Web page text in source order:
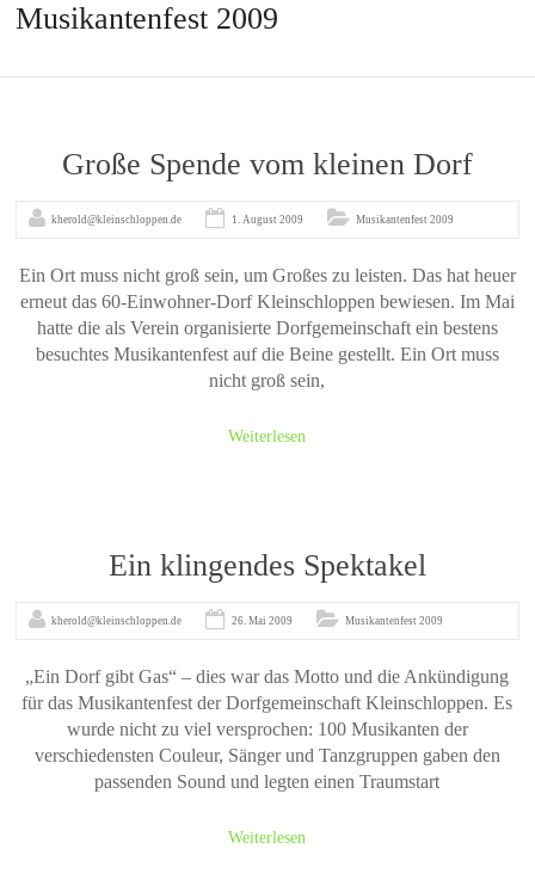
Musikantenfest 2009
Große Spende vom kleinen Dorf
kherold@kleinschloppen.de 1. August 2009 Musikantenfest 2009
Ein Ort muss nicht groß sein, um Großes zu leisten. Das hat heuer
erneut das 60-Einwohner-Dorf Kleinschloppen bewiesen. Im Mai
hatte die als Verein organisierte Dorfgemeinschaft ein bestens
besuchtes Musikantenfest auf die Beine gestellt. Ein Ort muss
nicht groß sein,
Weiterlesen
Ein klingendes Spektakel
kherold@kleinschloppen.de 26. Mai 2009 Musikantenfest 2009
„Ein Dorf gibt Gas“ – dies war das Motto und die Ankündigung
für das Musikantenfest der Dorfgemeinschaft Kleinschloppen. Es
wurde nicht zu viel versprochen: 100 Musikanten der
verschiedensten Couleur, Sänger und Tanzgruppen gaben den
passenden Sound und legten einen Traumstart
Weiterlesen